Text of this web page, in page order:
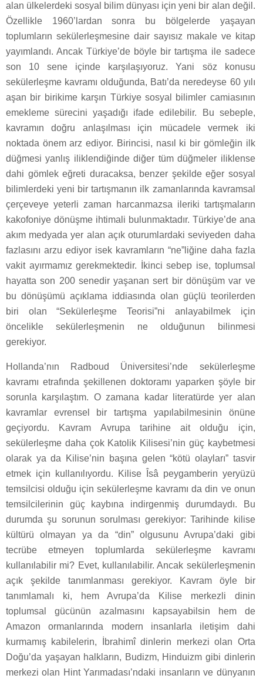
alan ülkelerdeki sosyal bilim dünyası için yeni bir alan değil.
Özellikle 1960’lardan sonra bu bölgelerde yaşayan
toplumların sekülerleşmesine dair sayısız makale ve kitap
yayımlandı. Ancak Türkiye’de böyle bir tartışma ile sadece
son 10 sene içinde karşılaşıyoruz. Yani söz konusu
sekülerleşme kavramı olduğunda, Batı’da neredeyse 60 yılı
aşan bir birikime karşın Türkiye sosyal bilimler camiasının
emekleme sürecini yaşadığı ifade edilebilir. Bu sebeple,
kavramın doğru anlaşılması için mücadele vermek iki
noktada önem arz ediyor. Birincisi, nasıl ki bir gömleğin ilk
düğmesi yanlış iliklendiğinde diğer tüm düğmeler iliklense
dahi gömlek eğreti duracaksa, benzer şekilde eğer sosyal
bilimlerdeki yeni bir tartışmanın ilk zamanlarında kavramsal
çerçeveye yeterli zaman harcanmazsa ileriki tartışmaların
kakofoniye dönüşme ihtimali bulunmaktadır. Türkiye’de ana
akım medyada yer alan açık oturumlardaki seviyeden daha
fazlasını arzu ediyor isek kavramların “ne”liğine daha fazla
vakit ayırmamız gerekmektedir. İkinci sebep ise, toplumsal
hayatta son 200 senedir yaşanan sert bir dönüşüm var ve
bu dönüşümü açıklama iddiasında olan güçlü teorilerden
biri olan “Sekülerleşme Teorisi”ni anlayabilmek için
öncelikle sekülerleşmenin ne olduğunun bilinmesi
gerekiyor.
Hollanda’nın Radboud Üniversitesi’nde sekülerleşme
kavramı etrafında şekillenen doktoramı yaparken şöyle bir
sorunla karşılaştım. O zamana kadar literatürde yer alan
kavramlar evrensel bir tartışma yapılabilmesinin önüne
geçiyordu. Kavram Avrupa tarihine ait olduğu için,
sekülerleşme daha çok Katolik Kilisesi’nin güç kaybetmesi
olarak ya da Kilise’nin başına gelen “kötü olayları” tasvir
etmek için kullanılıyordu. Kilise Îsâ peygamberin yeryüzü
temsilcisi olduğu için sekülerleşme kavramı da din ve onun
temsilcilerinin güç kaybına indirgenmiş durumdaydı. Bu
durumda şu sorunun sorulması gerekiyor: Tarihinde kilise
kültürü olmayan ya da “din” olgusunu Avrupa’daki gibi
tecrübe etmeyen toplumlarda sekülerleşme kavramı
kullanılabilir mi? Evet, kullanılabilir. Ancak sekülerleşmenin
açık şekilde tanımlanması gerekiyor. Kavram öyle bir
tanımlamalı ki, hem Avrupa’da Kilise merkezli dinin
toplumsal gücünün azalmasını kapsayabilsin hem de
Amazon ormanlarında modern insanlarla iletişim dahi
kurmamış kabilelerin, İbrahimî dinlerin merkezi olan Orta
Doğu’da yaşayan halkların, Budizm, Hinduizm gibi dinlerin
merkezi olan Hint Yarımadası’ndaki insanların ve dünyanın